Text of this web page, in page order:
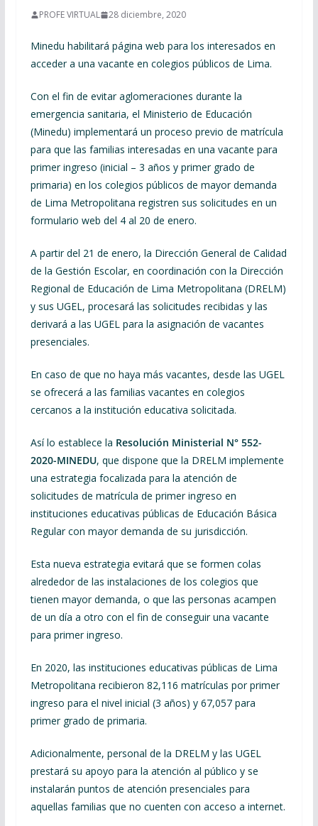
PROFE VIRTUAL 28 diciembre, 2020
Minedu habilitará página web para los interesados en
acceder a una vacante en colegios públicos de Lima.
Con el fin de evitar aglomeraciones durante la
emergencia sanitaria, el Ministerio de Educación
(Minedu) implementará un proceso previo de matrícula
para que las familias interesadas en una vacante para
primer ingreso (inicial – 3 años y primer grado de
primaria) en los colegios públicos de mayor demanda
de Lima Metropolitana registren sus solicitudes en un
formulario web del 4 al 20 de enero.
A partir del 21 de enero, la Dirección General de Calidad
de la Gestión Escolar, en coordinación con la Dirección
Regional de Educación de Lima Metropolitana (DRELM)
y sus UGEL, procesará las solicitudes recibidas y las
derivará a las UGEL para la asignación de vacantes
presenciales.
En caso de que no haya más vacantes, desde las UGEL
se ofrecerá a las familias vacantes en colegios
cercanos a la institución educativa solicitada.
Así lo establece la Resolución Ministerial N° 552-
2020-MINEDU, que dispone que la DRELM implemente
una estrategia focalizada para la atención de
solicitudes de matrícula de primer ingreso en
instituciones educativas públicas de Educación Básica
Regular con mayor demanda de su jurisdicción.
Esta nueva estrategia evitará que se formen colas
alrededor de las instalaciones de los colegios que
tienen mayor demanda, o que las personas acampen
de un día a otro con el fin de conseguir una vacante
para primer ingreso.
En 2020, las instituciones educativas públicas de Lima
Metropolitana recibieron 82,116 matrículas por primer
ingreso para el nivel inicial (3 años) y 67,057 para
primer grado de primaria.
Adicionalmente, personal de la DRELM y las UGEL
prestará su apoyo para la atención al público y se
instalarán puntos de atención presenciales para
aquellas familias que no cuenten con acceso a internet.